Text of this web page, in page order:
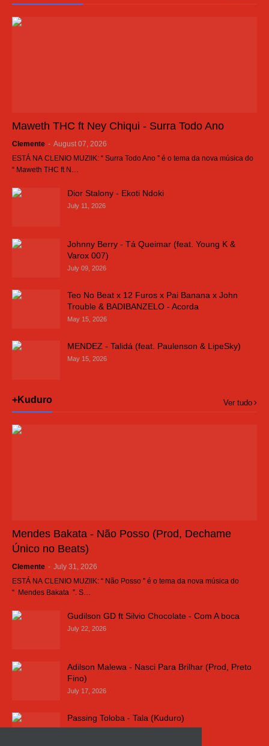
Maweth THC ft Ney Chiqui - Surra Todo Ano
Clemente - August 07, 2026
ESTÁ NA CLENIO MUZIIK: “ Surra Todo Ano ” é o tema da nova música do
“ Maweth THC ft N…
Dior Stalony - Ekoti Ndoki
July 11, 2026
Johnny Berry - Tá Queimar (feat. Young K &
Varox 007)
July 09, 2026
Teo No Beat x 12 Furos x Pai Banana x John
Trouble & BADIBANZELO - Acorda
May 15, 2026
MENDEZ - Talidá (feat. Paulenson & LipeSky)
May 15, 2026
+Kuduro Ver tudo
Mendes Bakata - Não Posso (Prod, Dechame
Único no Beats)
Clemente - July 31, 2026
ESTÁ NA CLENIO MUZIIK: “ Não Posso ” é o tema da nova música do
“ Mendes Bakata ”. S…
Gudilson GD ft Silvio Chocolate - Com A boca
July 22, 2026
Adilson Malewa - Nasci Para Brilhar (Prod, Preto
Fino)
July 17, 2026
Passing Toloba - Tala (Kuduro)